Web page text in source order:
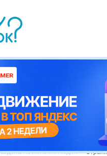
Нескольким людям 